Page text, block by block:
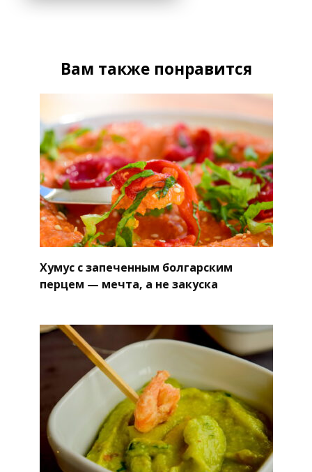
Вам также понравится
Хумус с запеченным болгарским
перцем — мечта, а не закуска